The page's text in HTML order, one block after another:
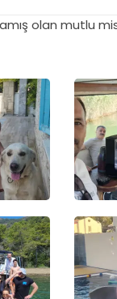
olan mutlu